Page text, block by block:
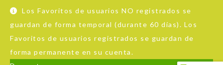
Los Favoritos de usuarios NO registrados se
guardan de forma temporal (durante 60 días). Los
Favoritos de usuarios registrados se guardan de
forma permanente en su cuenta.
Acerca de Almacén de Cuentos Aviso Legal